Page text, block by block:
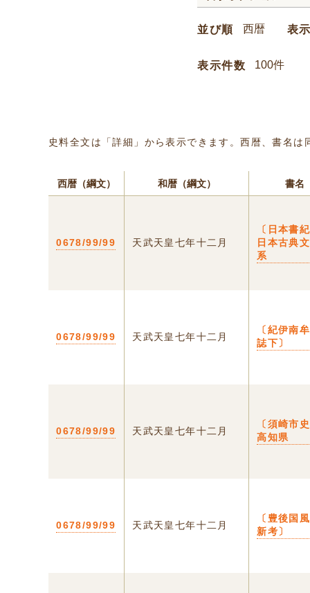
並び順 表
表示件数
史料全文は「詳細」から表示できます。西暦、書名
西暦（綱文） 和暦（綱文） 書名
0678/99/99 天武天皇七年十二月
〔日本書
日本古典
系
0678/99/99 天武天皇七年十二月
〔紀伊南
誌下〕
0678/99/99 天武天皇七年十二月
〔須崎市
高知県
0678/99/99 天武天皇七年十二月
〔豊後国
新考〕